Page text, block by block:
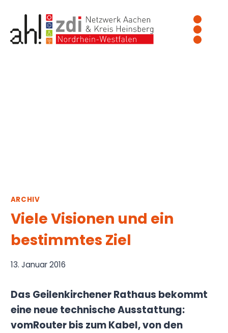
springen
ARCHIV
Viele Visionen und ein
bestimmtes Ziel
13. Januar 2016
Das Geilenkirchener Rathaus bekommt
eine neue technische Ausstattung:
vomRouter bis zum Kabel, von den